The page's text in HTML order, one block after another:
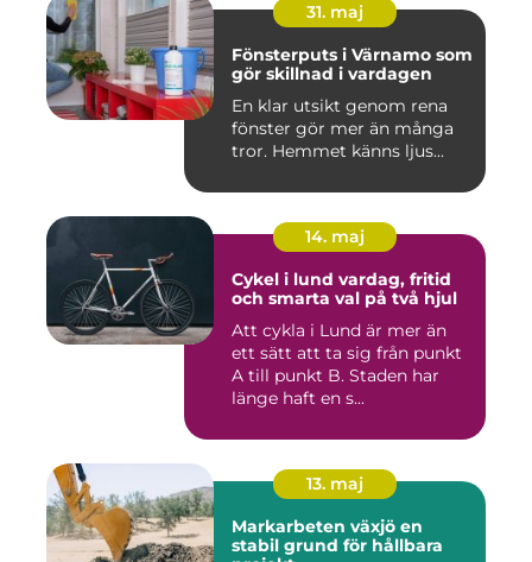
31. maj
Fönsterputs i Värnamo som
gör skillnad i vardagen
En klar utsikt genom rena
fönster gör mer än många
tror. Hemmet känns ljus...
14. maj
Cykel i lund vardag, fritid
och smarta val på två hjul
Att cykla i Lund är mer än
ett sätt att ta sig från punkt
A till punkt B. Staden har
länge haft en s...
13. maj
Markarbeten växjö en
stabil grund för hållbara